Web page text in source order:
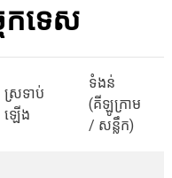
កទេស
ស្រទាប់
ឡើង
ទំងន់
(គីឡូក្រាម
/ សន្លឹក)